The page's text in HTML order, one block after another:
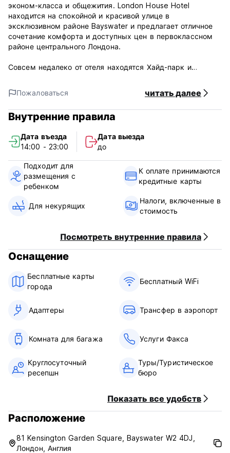
эконом-класса и общежития. London House Hotel
находится на спокойной и красивой улице в
эксклюзивном районе Bayswater и предлагает отличное
сочетание комфорта и доступных цен в первоклассном
районе центрального Лондона.
Совсем недалеко от отеля находятся Хайд-парк и
станции метро Bayswater и Queensway позволяют легко и
быстро добраться до всех главных
достопримечательностей Лондона, включая
Букингемский дворец, популярное колесо обозрения
Пожаловаться читать далее
Внутренние правила
Дата въезда
14:00 - 23:00
Дата выезда
до
Подходит для
размещения с
ребенком
К оплате принимаются
кредитные карты
Для некурящих
Налоги, включенные в
стоимость
Посмотреть внутренние правила
Оснащение
Бесплатные карты
города
Бесплатный WiFi
Адаптеры Трансфер в аэропорт
Комната для багажа Услуги Факса
Круглосуточный
ресепшн
Туры/Туристическое
бюро
Показать все удобств
Расположение
81 Kensington Garden Square, Bayswater W2 4DJ,
Лондон, Англия